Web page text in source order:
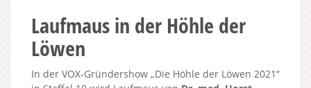
Laufmaus in der Höhle der
Löwen
In der VOX-Gründershow „Die Höhle der Löwen 2021“